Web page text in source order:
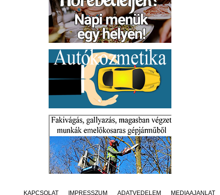
KAPCSOLAT IMPRESSZUM ADATVÉDELEM MÉDIAAJÁNLAT